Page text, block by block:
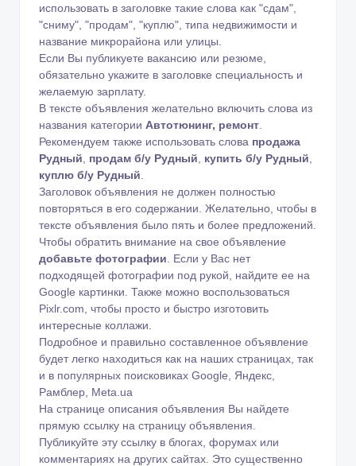
использовать в заголовке такие слова как "сдам",
"сниму", "продам", "куплю", типа недвижимости и
название микрорайона или улицы.
Если Вы публикуете вакансию или резюме,
обязательно укажите в заголовке специальность и
желаемую зарплату.
В тексте объявления желательно включить слова из
названия категории Автотюнинг, ремонт
Рекомендуем также использовать слова продажа
Рудный
продам б/у Рудный купить б/у Рудный
куплю б/у Рудный
Заголовок объявления не должен полностью
повторяться в его содержании. Желательно, чтобы в
тексте объявления было пять и более предложений.
Чтобы обратить внимание на свое объявление
добавьте фотографии . Если у Вас нет
подходящей фотографии под рукой, найдите ее на
Google картинки . Также можно воспользоваться
Pixlr.com , чтобы просто и быстро изготовить
интересные коллажи.
Подробное и правильно составленное объявление
будет легко находиться как на наших страницах, так
и в популярных поисковиках Google, Яндекс,
Рамблер, Meta.ua
На странице описания объявления Вы найдете
прямую ссылку на страницу объявления.
Публикуйте эту ссылку в блогах, форумах или
комментариях на других сайтах. Это существенно